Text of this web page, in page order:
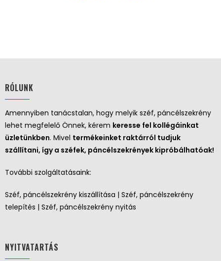
RÓLUNK
Amennyiben tanácstalan, hogy melyik széf, páncélszekrény
lehet megfelelő Önnek, kérem keresse fel kollégáinkat
üzletünkben. Mivel termékeinket raktárról tudjuk
szállítani, így a széfek, páncélszekrények kipróbálhatóak!
További szolgáltatásaink:
Széf, páncélszekrény kiszállítása | Széf, páncélszekrény
telepítés | Széf, páncélszekrény nyitás
NYITVATARTÁS